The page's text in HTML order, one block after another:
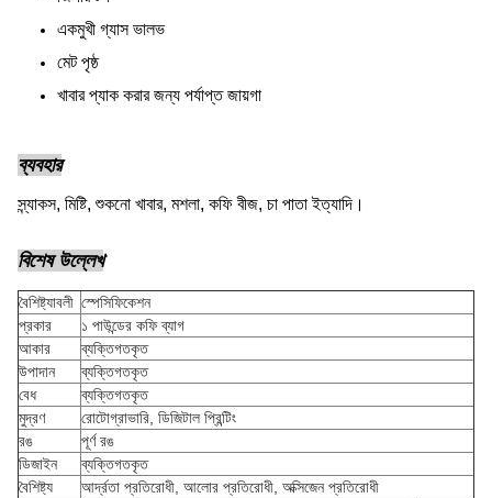
একমুখী গ্যাস ভালভ
মেট পৃষ্ঠ
খাবার প্যাক করার জন্য পর্যাপ্ত জায়গা
ব্যবহার
স্ন্যাকস, মিষ্টি, শুকনো খাবার, মশলা, কফি বীজ, চা পাতা ইত্যাদি।
বিশেষ উল্লেখ
বৈশিষ্ট্যাবলী স্পেসিফিকেশন
প্রকার
১ পাউন্ডের কফি ব্যাগ
আকার
ব্যক্তিগতকৃত
উপাদান
ব্যক্তিগতকৃত
বেধ
ব্যক্তিগতকৃত
মুদ্রণ
রোটোগ্রাভারি, ডিজিটাল প্রিন্টিং
রঙ
পূর্ণ রঙ
ডিজাইন
ব্যক্তিগতকৃত
বৈশিষ্ট্য
আর্দ্রতা প্রতিরোধী, আলোর প্রতিরোধী, অক্সিজেন প্রতিরোধী